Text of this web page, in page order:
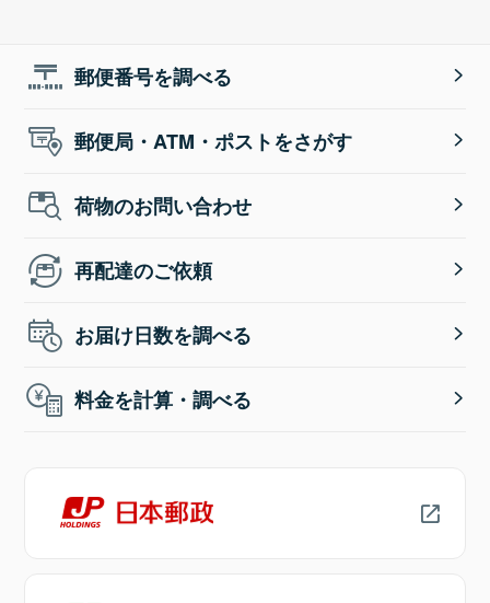
郵便番号を調べる
郵便局・ATM・ポストをさがす
荷物のお問い合わせ
再配達のご依頼
お届け日数を調べる
料金を計算・調べる